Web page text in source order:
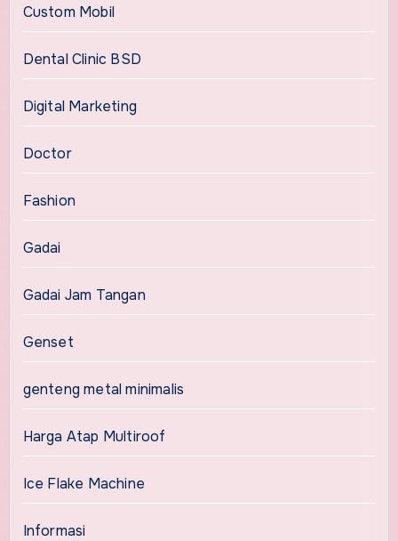
Custom Mobil
Dental Clinic BSD
Digital Marketing
Doctor
Fashion
Gadai
Gadai Jam Tangan
Genset
genteng metal minimalis
Harga Atap Multiroof
Ice Flake Machine
Informasi